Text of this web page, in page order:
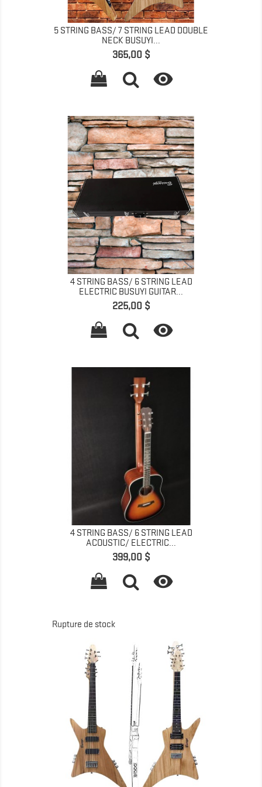
5 STRING BASS/ 7 STRING LEAD DOUBLE
NECK BUSUYI...
Prix
365,00 $

4 STRING BASS/ 6 STRING LEAD
ELECTRIC BUSUYI GUITAR...
Prix
225,00 $

4 STRING BASS/ 6 STRING LEAD
ACOUSTIC/ ELECTRIC...
Prix
399,00 $

Rupture de stock